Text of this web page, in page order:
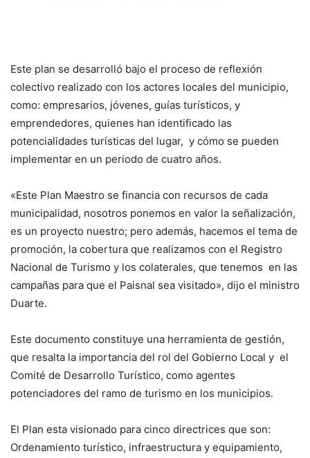
Este plan se desarrolló bajo el proceso de reflexión
colectivo realizado con los actores locales del municipio,
como: empresarios, jóvenes, guías turísticos, y
emprendedores, quienes han identificado las
potencialidades turísticas del lugar, y cómo se pueden
implementar en un periodo de cuatro años.
«Este Plan Maestro se financia con recursos de cada
municipalidad, nosotros ponemos en valor la señalización,
es un proyecto nuestro; pero además, hacemos el tema de
promoción, la cobertura que realizamos con el Registro
Nacional de Turismo y los colaterales, que tenemos en las
campañas para que el Paisnal sea visitado», dijo el ministro
Duarte.
Este documento constituye una herramienta de gestión,
que resalta la importancia del rol del Gobierno Local y el
Comité de Desarrollo Turístico, como agentes
potenciadores del ramo de turismo en los municipios.
El Plan esta visionado para cinco directrices que son:
Ordenamiento turístico, infraestructura y equipamiento,